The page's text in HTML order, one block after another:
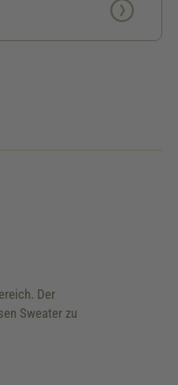
Der
Sweater zu